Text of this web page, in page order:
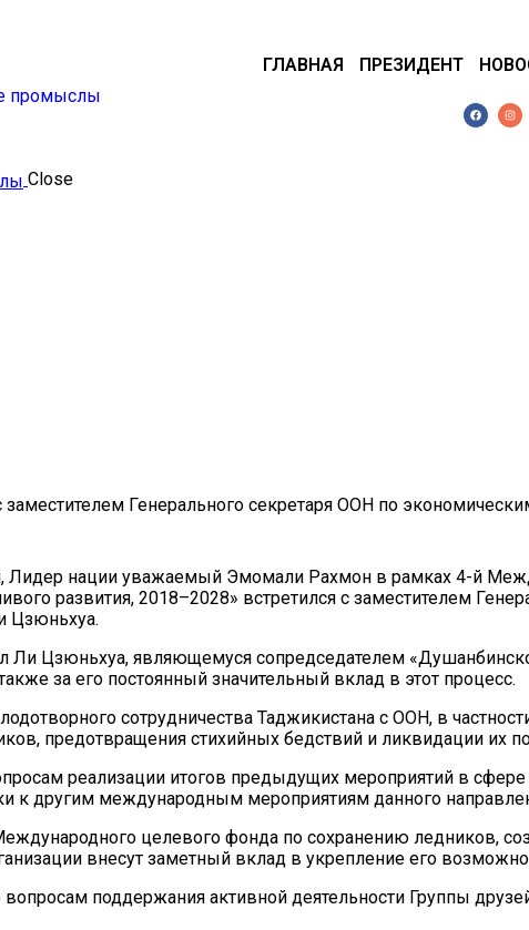
ГЛАВНАЯ ПРЕЗИДЕНТ
Close
Генерального секретаря ООН по
Лидер нации уважаемый Эмомали Рахмон в рамках 4-й
развития, 2018–2028» встретился с заместителем
Цзюньхуа.
Ли Цзюньхуа, являющемуся сопредседателем
за его постоянный значительный вклад в этот процесс.
сотрудничества Таджикистана с ООН, в
предотвращения стихийных бедствий и ликвидации их
реализации итогов предыдущих мероприятий в
к другим международным мероприятиям данного
целевого фонда по сохранению ледников,
внесут заметный вклад в укрепление его
вопросам поддержания активной деятельности Группы